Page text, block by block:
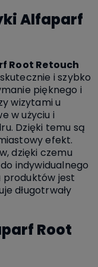
Alfaparf
Root Retouch
i szybko
pięknego i
wizytami u
w użyciu i
Dzięki temu są
efekt.
dzięki czemu
indywidualnego
produktów jest
długotrwały
Root